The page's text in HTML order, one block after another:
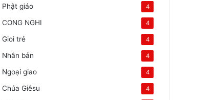
Phật giáo 4
CONG NGHI 4
Gioi trẻ 4
Nhân bản 4
Ngoại giao 4
Chúa Giêsu 4